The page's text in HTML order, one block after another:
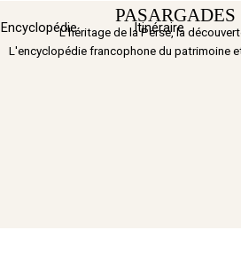
PASARGADES
Encyclopédie Itinéraire
L'héritage de la Perse, la
L'encyclopédie francophone du patrimoine